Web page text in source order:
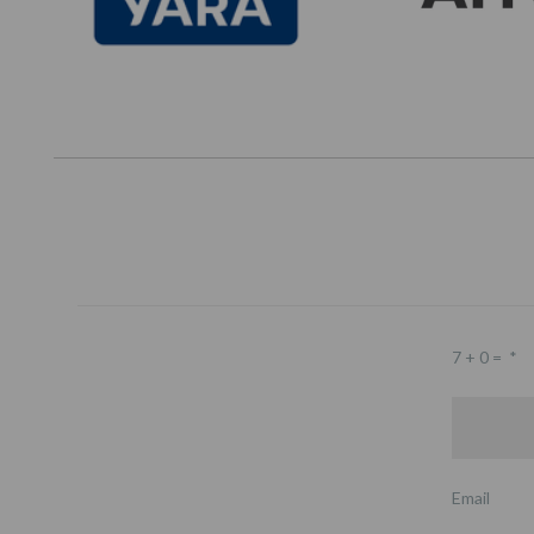
7 + 0 = *
Email